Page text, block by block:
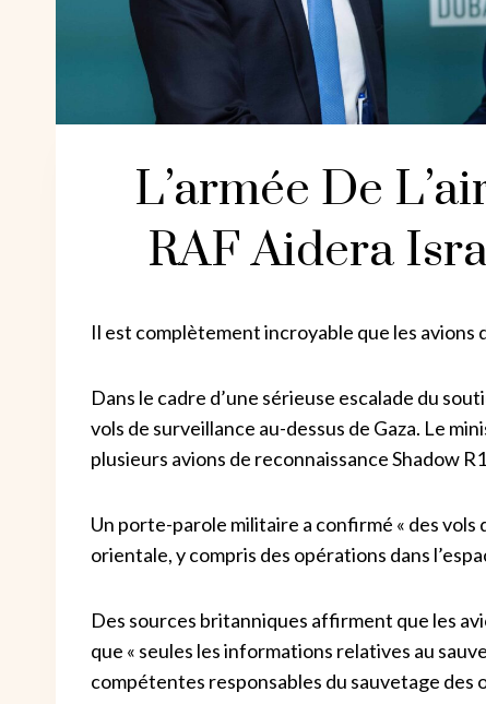
L’armée De
RAF Aidera
Il est complètement incroyable que les avions
Dans le cadre d’une sérieuse escalade du
vols de surveillance au-dessus de Gaza. Le
plusieurs avions de reconnaissance Shadow
Un porte-parole militaire a confirmé « des
orientale, y compris des opérations dans
Des sources britanniques affirment que les
que « seules les informations relatives au
compétentes responsables du sauvetage des